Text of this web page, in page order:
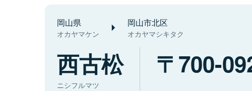
岡山県
オカヤマケン
岡山市北区
オカヤマシキタク
西古松
ニシフルマツ
700-